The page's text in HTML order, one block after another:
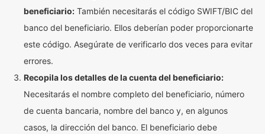
beneficiario: También necesitarás el código SWIFT/BIC del
banco del beneficiario. Ellos deberían poder proporcionarte
este código. Asegúrate de verificarlo dos veces para evitar
errores.
Recopila los detalles de la cuenta del beneficiario:
Necesitarás el nombre completo del beneficiario, número
de cuenta bancaria, nombre del banco y, en algunos
casos, la dirección del banco. El beneficiario debe